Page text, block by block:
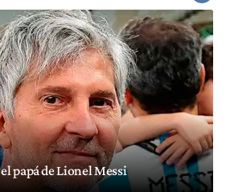
papá de Lionel Messi